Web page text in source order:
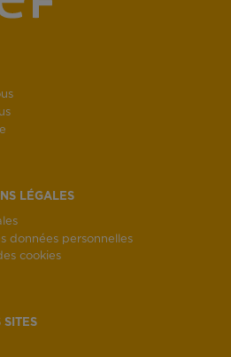
LÉGALES
données personnelles
cookies
SITES